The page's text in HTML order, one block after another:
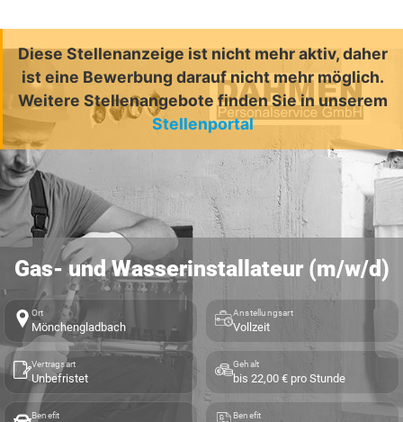
Diese Stellenanzeige ist nicht mehr aktiv, daher
ist eine Bewerbung darauf nicht mehr möglich.
Weitere Stellenangebote finden Sie in unserem
Stellenportal
Gas- und Wasserinstallateur (m/w/d)
Ort
Mönchengladbach
Anstellungsart
Vollzeit
Vertragsart
Unbefristet
Gehalt
bis 22,00 € pro Stunde
Benefit Benefit